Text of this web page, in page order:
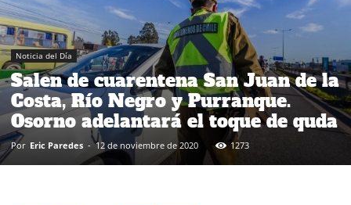
Noticia del Día
Salen de cuarentena San Juan de la
Costa, Río Negro y Purranque.
Osorno adelantará el toque de quda
Por Eric Paredes - 12 de noviembre de 2020 1273